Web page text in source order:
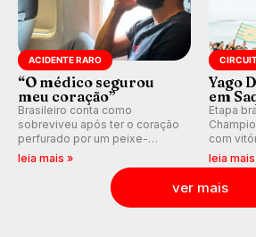
ACIDENTE RARO
“O médico segurou
meu coração”
Brasileiro conta como
sobreviveu após ter o coração
perfurado por um peixe-
agulha enquanto surfava na
Costa Rica.
leia mais »
Yago
em
Etapa
com
Sawyer
as
ranking
etapa de
leia
ver mais